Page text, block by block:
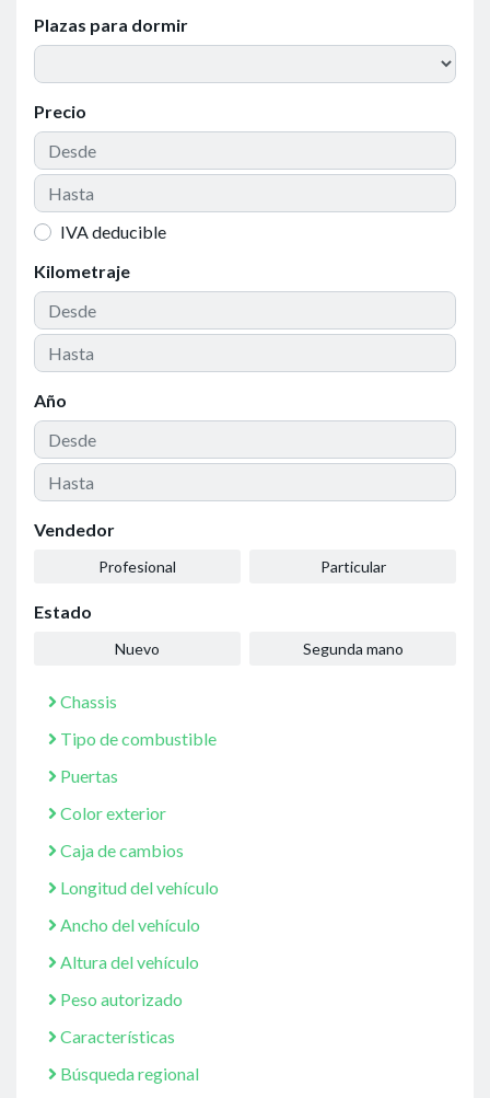
Plazas para dormir
Precio
IVA deducible
Kilometraje
Año
Vendedor
Profesional Particular
Estado
Nuevo Segunda mano
Chassis
Tipo de combustible
Puertas
Color exterior
Caja de cambios
Longitud del vehículo
Ancho del vehículo
Altura del vehículo
Peso autorizado
Características
Búsqueda regional